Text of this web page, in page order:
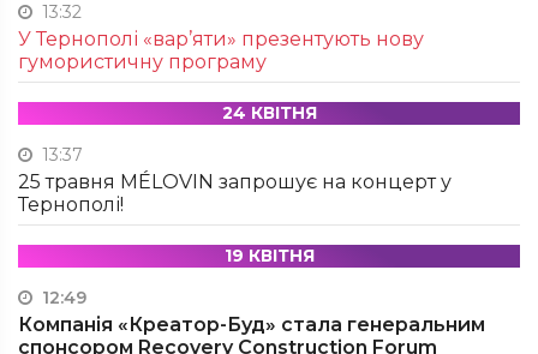
13:32
У Тернополі «вар’яти» презентують нову
гумористичну програму
24 КВІТНЯ
13:37
25 травня MÉLOVIN запрошує на концерт у
Тернополі!
19 КВІТНЯ
12:49
Компанія «Креатор-Буд» стала генеральним
спонсором Recovery Construction Forum